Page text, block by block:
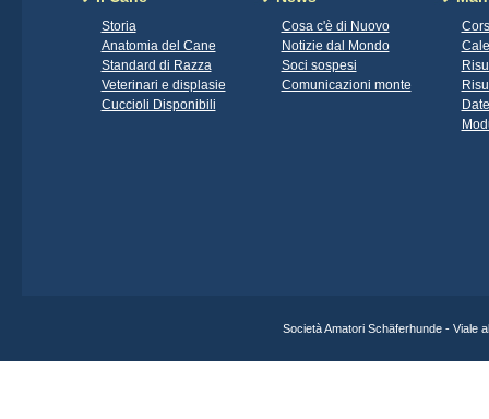
Storia
Anatomia del Cane
Standard di Razza
Veterinari e displasie
Cuccioli Disponibili
Cosa c'è di Nuovo
Notizie dal Mondo
Soci sospesi
Comunicazioni monte
Società Amatori Schäferhunde - Viale